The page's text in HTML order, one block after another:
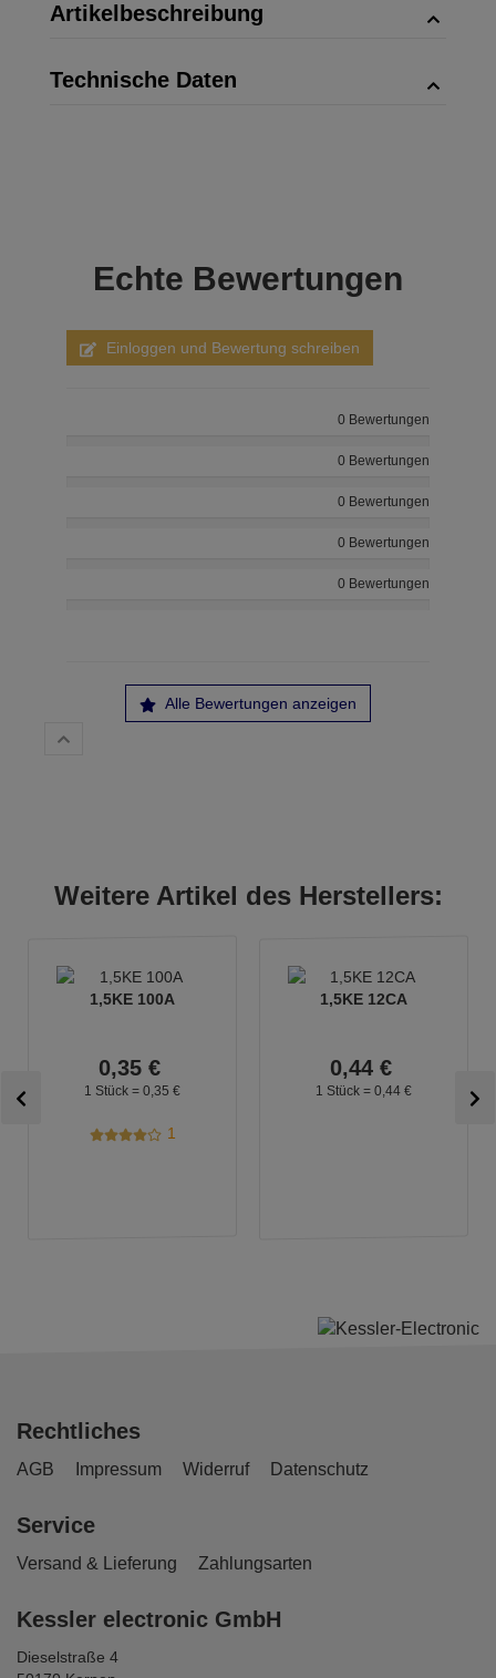
Artikelbeschreibung
Technische Daten
Echte Bewertungen
Einloggen und Bewertung schreiben
0 Bewertungen
0 Bewertungen
0 Bewertungen
0 Bewertungen
0 Bewertungen
Alle Bewertungen anzeigen
Weitere Artikel des Herstellers:
1,5KE 100A
0,35 €
1 Stück = 0, 35 €
1
1,5KE 12CA
0,44 €
1 Stück = 0, 44 €
Rechtliches
AGB Impressum Widerruf Datenschutz
Service
Versand & Lieferung Zahlungsarten
Kessler electronic GmbH
Dieselstraße 4